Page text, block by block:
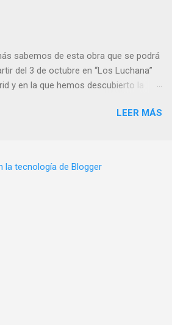
sabemos de esta obra que se podrá
del 3 de octubre en “Los Luchana”
y en la que hemos descubierto la
corta SUFRIDA CALO muere y
vida vamos almacenando
en el olvido que nos van llevando
LEER MÁS
la tecnología de Blogger